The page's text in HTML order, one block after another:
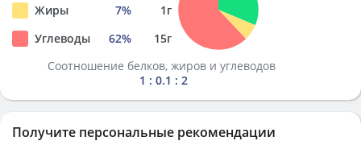
Жиры
7% 1г
Углеводы
62% 15г
Соотношение белков, жиров и углеводов
1 : 0.1 : 2
Получите персональные рекомендации